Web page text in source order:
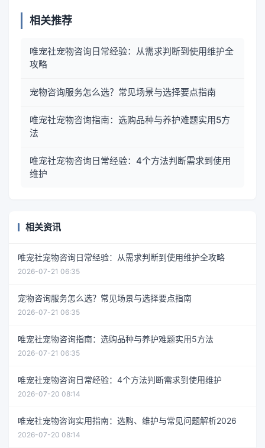
相关推荐
唯宠社宠物咨询日常经验：从需求判断到使用维护全
攻略
宠物咨询服务怎么选？常见场景与选择要点指南
唯宠社宠物咨询指南：选购品种与养护难题实用5方
法
唯宠社宠物咨询日常经验：4个方法判断需求到使用
维护
相关资讯
唯宠社宠物咨询日常经验：从需求判断到使用维护全攻略
2026-07-21 06:35
宠物咨询服务怎么选？常见场景与选择要点指南
2026-07-21 06:35
唯宠社宠物咨询指南：选购品种与养护难题实用5方法
2026-07-21 06:35
唯宠社宠物咨询日常经验：4个方法判断需求到使用维护
2026-07-20 08:14
唯宠社宠物咨询实用指南：选购、维护与常见问题解析2026
2026-07-20 08:14